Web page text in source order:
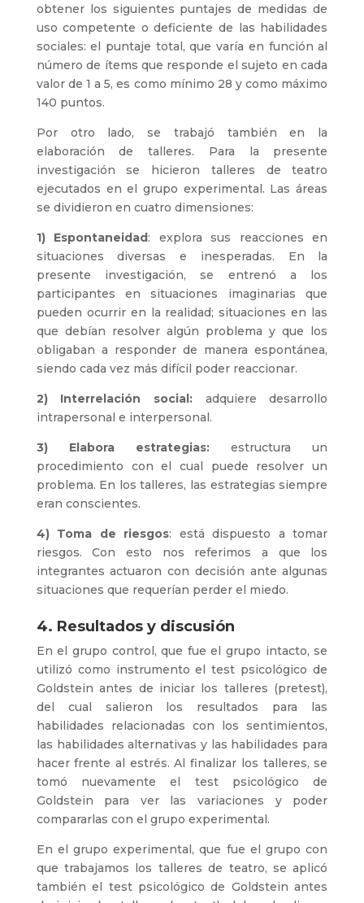
obtener los siguientes puntajes de medidas de
uso competente o deficiente de las habilidades
sociales: el puntaje total, que varía en función al
número de ítems que responde el sujeto en cada
valor de 1 a 5, es como mínimo 28 y como máximo
140 puntos.
Por otro lado, se trabajó también en la
elaboración de talleres. Para la presente
investigación se hicieron talleres de teatro
ejecutados en el grupo experimental. Las áreas
se dividieron en cuatro dimensiones:
1) Espontaneidad: explora sus reacciones en
situaciones diversas e inesperadas. En la
presente investigación, se entrenó a los
participantes en situaciones imaginarias que
pueden ocurrir en la realidad; situaciones en las
que debían resolver algún problema y que los
obligaban a responder de manera espontánea,
siendo cada vez más difícil poder reaccionar.
2) Interrelación social: adquiere desarrollo
intrapersonal e interpersonal.
3) Elabora estrategias: estructura un
procedimiento con el cual puede resolver un
problema. En los talleres, las estrategias siempre
eran conscientes.
4) Toma de riesgos: está dispuesto a tomar
riesgos. Con esto nos referimos a que los
integrantes actuaron con decisión ante algunas
situaciones que requerían perder el miedo.
4. Resultados y discusión
En el grupo control, que fue el grupo intacto, se
utilizó como instrumento el test psicológico de
Goldstein antes de iniciar los talleres (pretest),
del cual salieron los resultados para las
habilidades relacionadas con los sentimientos,
las habilidades alternativas y las habilidades para
hacer frente al estrés. Al finalizar los talleres, se
tomó nuevamente el test psicológico de
Goldstein para ver las variaciones y poder
compararlas con el grupo experimental.
En el grupo experimental, que fue el grupo con
que trabajamos los talleres de teatro, se aplicó
también el test psicológico de Goldstein antes